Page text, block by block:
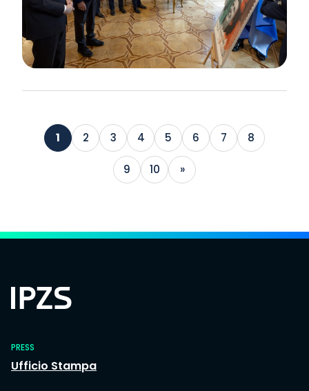
1 2 3 4 5 6 7 8
9 10 »
PRESS
Ufficio Stampa